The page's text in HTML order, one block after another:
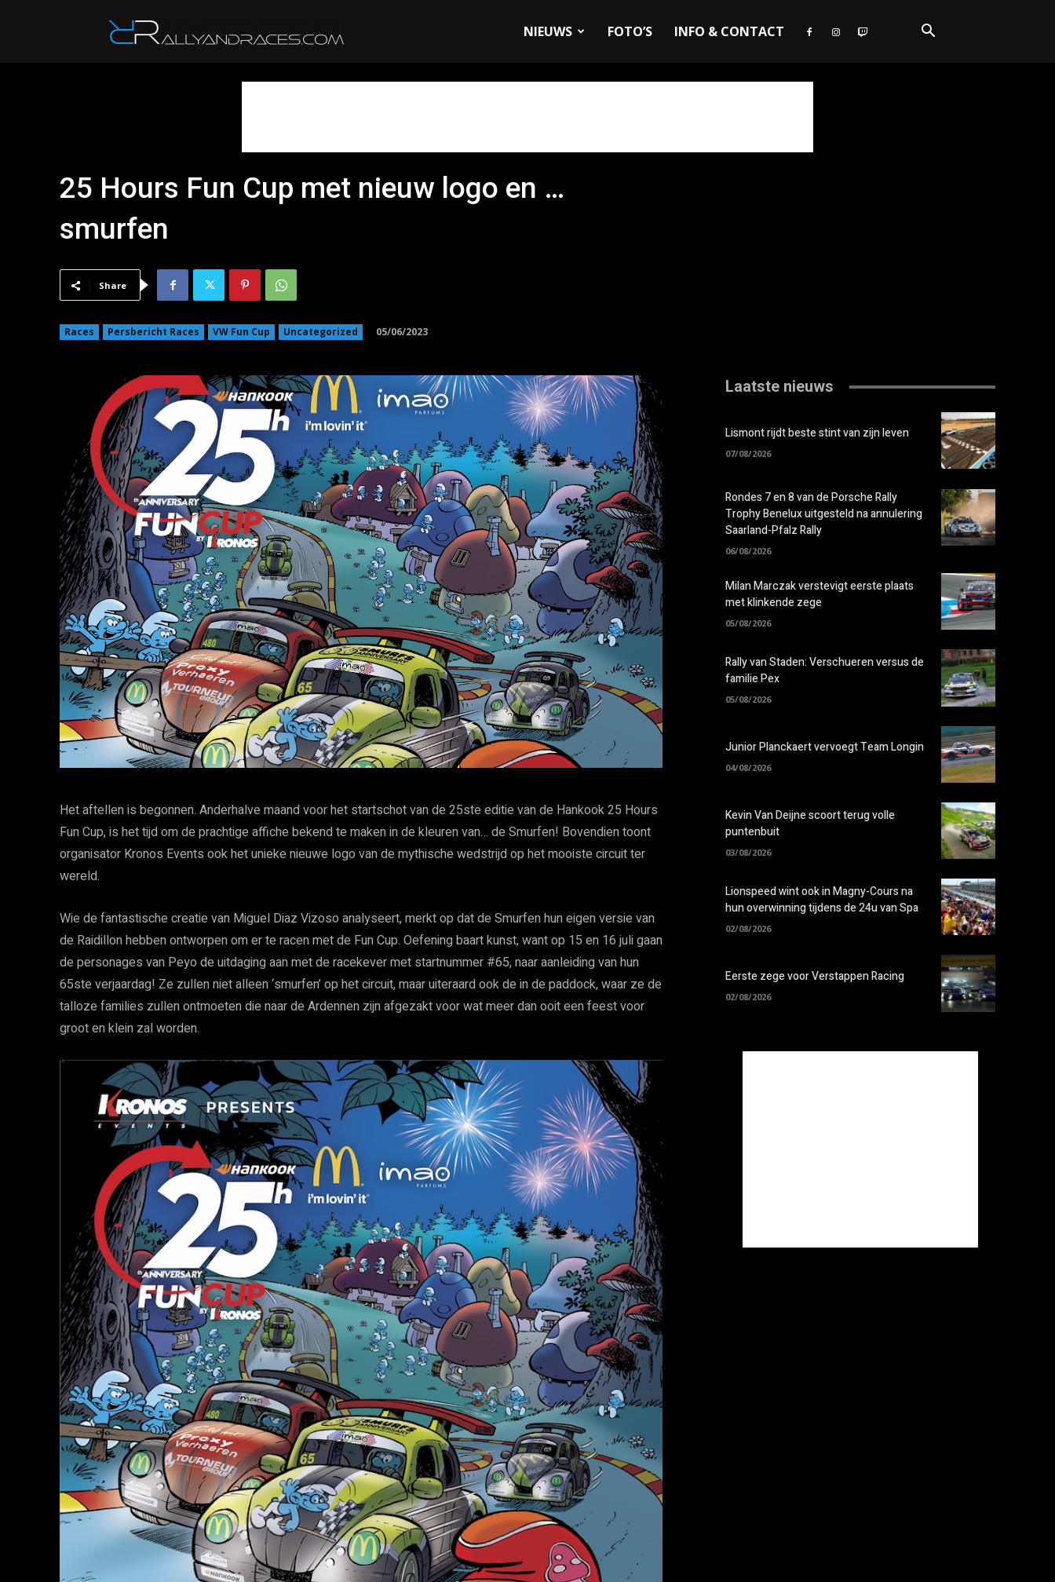
NIEUWS FOTO’S INFO & CONTACT
25 Hours Fun Cup met nieuw logo en …
smurfen
Share
Races Persbericht Races VW Fun Cup Uncategorized 05/06/2023
Het aftellen is begonnen. Anderhalve maand voor het startschot van de 25ste editie van de Hankook 25 Hours
Fun Cup, is het tijd om de prachtige affiche bekend te maken in de kleuren van… de Smurfen! Bovendien toont
organisator Kronos Events ook het unieke nieuwe logo van de mythische wedstrijd op het mooiste circuit ter
wereld.
Wie de fantastische creatie van Miguel Diaz Vizoso analyseert, merkt op dat de Smurfen hun eigen versie van
de Raidillon hebben ontworpen om er te racen met de Fun Cup. Oefening baart kunst, want op 15 en 16 juli gaan
de personages van Peyo de uitdaging aan met de racekever met startnummer #65, naar aanleiding van hun
65ste verjaardag! Ze zullen niet alleen ‘smurfen’ op het circuit, maar uiteraard ook de in de paddock, waar ze de
talloze families zullen ontmoeten die naar de Ardennen zijn afgezakt voor wat meer dan ooit een feest voor
groot en klein zal worden.
Laatste nieuws
Lismont rijdt beste stint van zijn leven
07/08/2026
Rondes 7 en 8 van de Porsche Rally
Trophy Benelux uitgesteld na annulering
Saarland-Pfalz Rally
06/08/2026
Milan Marczak verstevigt eerste plaats
met klinkende zege
05/08/2026
Rally van Staden: Verschueren versus de
familie Pex
05/08/2026
Junior Planckaert vervoegt Team Longin
04/08/2026
Kevin Van Deijne scoort terug volle
puntenbuit
03/08/2026
Lionspeed wint ook in Magny-Cours na
hun overwinning tijdens de 24u van Spa
02/08/2026
Eerste zege voor Verstappen Racing
02/08/2026